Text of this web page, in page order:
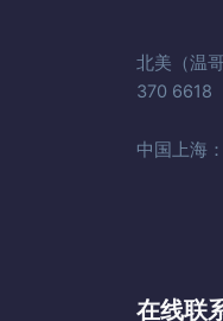
北美（温
370 6618
中国上海
在线联